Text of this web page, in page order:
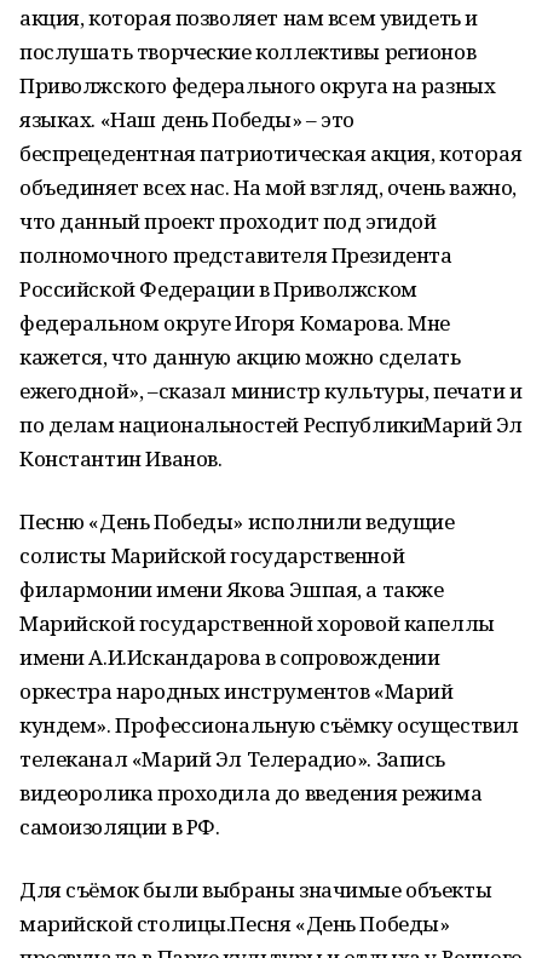
акция, которая позволяет нам всем увидеть и
послушать творческие коллективы регионов
Приволжского федерального округа на разных
языках. «Наш день Победы» – это
беспрецедентная патриотическая акция, которая
объединяет всех нас. На мой взгляд, очень важно,
что данный проект проходит под эгидой
полномочного представителя Президента
Российской Федерации в Приволжском
федеральном округе Игоря Комарова. Мне
кажется, что данную акцию можно сделать
ежегодной», –сказал министр культуры, печати и
по делам национальностей РеспубликиМарий Эл
Константин Иванов.
Песню «День Победы» исполнили ведущие
солисты Марийской государственной
филармонии имени Якова Эшпая, а также
Марийской государственной хоровой капеллы
имени А.И.Искандарова в сопровождении
оркестра народных инструментов «Марий
кундем». Профессиональную съёмку осуществил
телеканал «Марий Эл Телерадио». Запись
видеоролика проходила до введения режима
самоизоляции в РФ.
Для съёмок были выбраны значимые объекты
марийской столицы.Песня «День Победы»